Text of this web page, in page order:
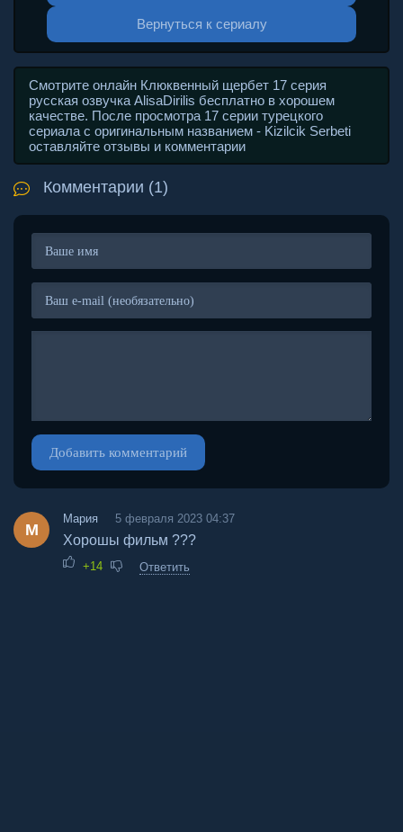
Вернуться к сериалу
Смотрите онлайн Клюквенный щербет 17 серия
русская озвучка AlisaDirilis бесплатно в хорошем
качестве. После просмотра 17 серии турецкого
сериала с оригинальным названием - Kizilcik Serbeti
оставляйте отзывы и комментарии
Комментарии (1)
Добавить комментарий
М
Мария 5 февраля 2023 04:37
Хорошы фильм ???
+14 Ответить